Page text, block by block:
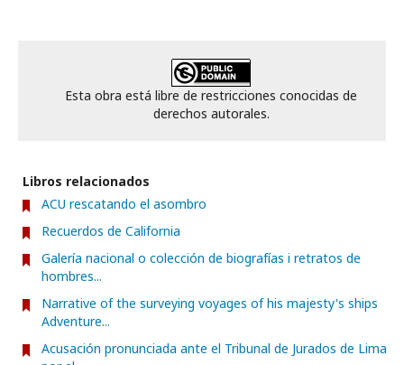
Esta obra está libre de restricciones conocidas de
derechos autorales.
Libros relacionados
ACU rescatando el asombro
Recuerdos de California
Galería nacional o colección de biografías i retratos de
hombres...
Narrative of the surveying voyages of his majesty's ships
Adventure...
Acusación pronunciada ante el Tribunal de Jurados de Lima